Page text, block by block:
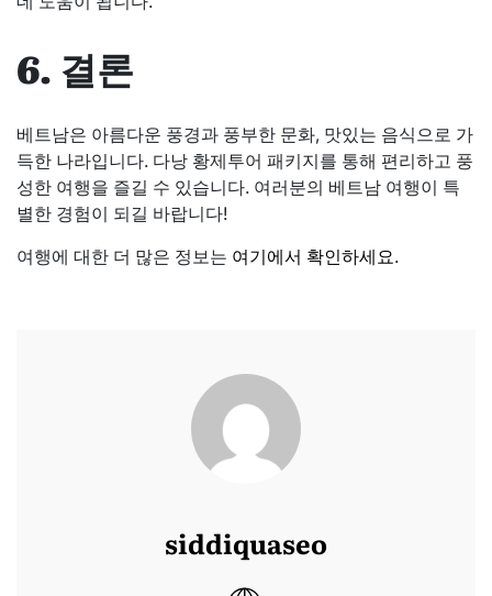
6. 결론
베트남은 아름다운 풍경과 풍부한 문화, 맛있는 음식으로 가
득한 나라입니다. 다낭 황제투어 패키지를 통해 편리하고 풍
성한 여행을 즐길 수 있습니다. 여러분의 베트남 여행이 특
별한 경험이 되길 바랍니다!
여행에 대한 더 많은 정보는 여기에서 확인하세요.
siddiquaseo